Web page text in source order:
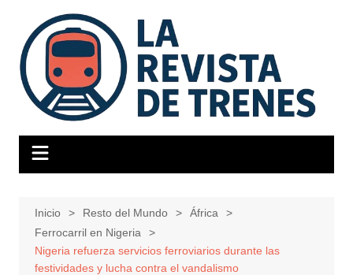
contenido
Inicio Resto del Mundo
África
Ferrocarril en Nigeria
Nigeria refuerza servicios ferroviarios durante las
festividades y lucha contra el vandalismo